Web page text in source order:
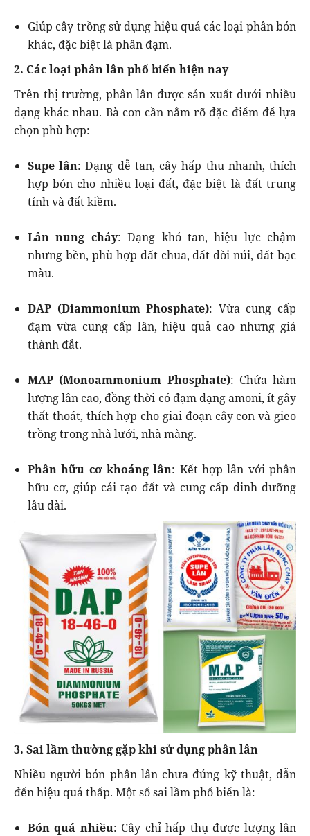
Giúp cây trồng sử dụng hiệu quả các loại phân bón
khác, đặc biệt là phân đạm.
2. Các loại phân lân phổ biến hiện nay
Trên thị trường, phân lân được sản xuất dưới nhiều
dạng khác nhau. Bà con cần nắm rõ đặc điểm để lựa
chọn phù hợp:
Supe lân: Dạng dễ tan, cây hấp thu nhanh, thích
hợp bón cho nhiều loại đất, đặc biệt là đất trung
tính và đất kiềm.
Lân nung chảy: Dạng khó tan, hiệu lực chậm
nhưng bền, phù hợp đất chua, đất đồi núi, đất bạc
màu.
DAP (Diammonium Phosphate): Vừa cung cấp
đạm vừa cung cấp lân, hiệu quả cao nhưng giá
thành đắt.
MAP (Monoammonium Phosphate): Chứa hàm
lượng lân cao, đồng thời có đạm dạng amoni, ít gây
thất thoát, thích hợp cho giai đoạn cây con và gieo
trồng trong nhà lưới, nhà màng.
Phân hữu cơ khoáng lân: Kết hợp lân với phân
hữu cơ, giúp cải tạo đất và cung cấp dinh dưỡng
lâu dài.
3. Sai lầm thường gặp khi sử dụng phân lân
Nhiều người bón phân lân chưa đúng kỹ thuật, dẫn
đến hiệu quả thấp. Một số sai lầm phổ biến là:
Bón quá nhiều: Cây chỉ hấp thụ được lượng lân